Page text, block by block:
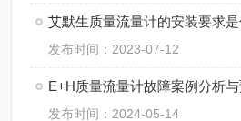
艾默生质量流量计的安装要求是
发布时间：2023-07-12
E+H质量流量计故障案例分析
发布时间：2024-05-14